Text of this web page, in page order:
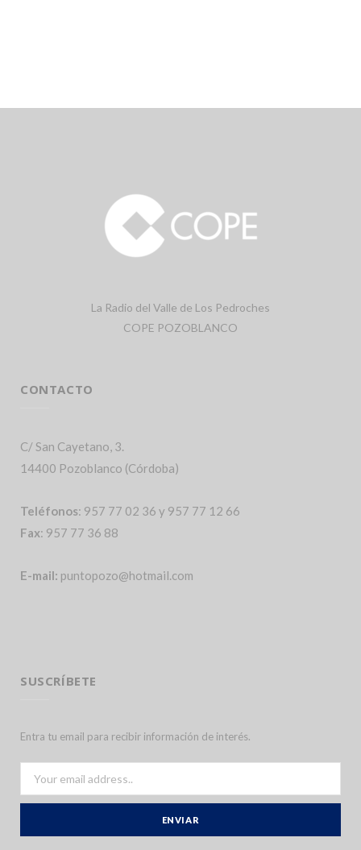
La Radio del Valle de Los Pedroches
COPE POZOBLANCO
CONTACTO
C/ San Cayetano, 3.
14400 Pozoblanco (Córdoba)
Teléfonos: 957 77 02 36 y 957 77 12 66
Fax: 957 77 36 88
E-mail: puntopozo@hotmail.com
SUSCRÍBETE
Entra tu email para recibir información de interés.